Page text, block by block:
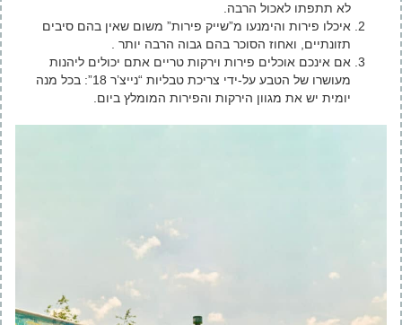
לא תתפתו לאכול הרבה.
איכלו פירות והימנעו מ”שייק פירות” משום שאין בהם סיבים
תזונתיים, ואחוז הסוכר בהם גבוה הרבה יותר .
אם אינכם אוכלים פירות וירקות טריים אתם יכולים ליהנות
מעושרו של הטבע על-ידי צריכת טבליות “נייצ’ר 18”: בכל מנה
יומית יש את מגוון הירקות והפירות המומלץ ביום.